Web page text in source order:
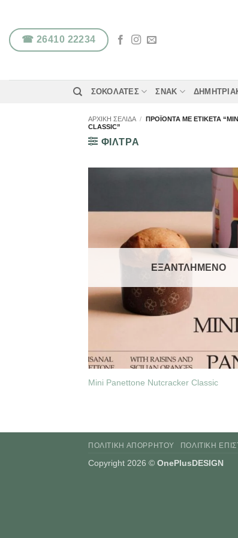
περιεχόμενο
☎ 26410 22234
ΣΟΚΟΛΆΤΕΣ ΣΝΑΚ
ΑΡΧΙΚΉ ΣΕΛΊΔΑ / ΠΡΟΪΌΝΤΑ ΜΕ ΕΤΙΚΈΤΑ
CLASSIC”
ΦΙΛΤΡΑ
+
ΕΞΑΝΤΛΗΜΈΝΟ
Mini Panettone Nutcracker Classic
ΠΟΛΙΤΙΚΉ ΑΠΟΡΡΉΤΟΥ ΠΟΛΙΤΙΚΉ
Copyright 2026 © OnePlusDESIGN